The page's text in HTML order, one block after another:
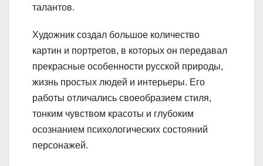
талантов.
Художник создал большое количество
картин и портретов, в которых он передавал
прекрасные особенности русской природы,
жизнь простых людей и интерьеры. Его
работы отличались своеобразием стиля,
тонким чувством красоты и глубоким
осознанием психологических состояний
персонажей.